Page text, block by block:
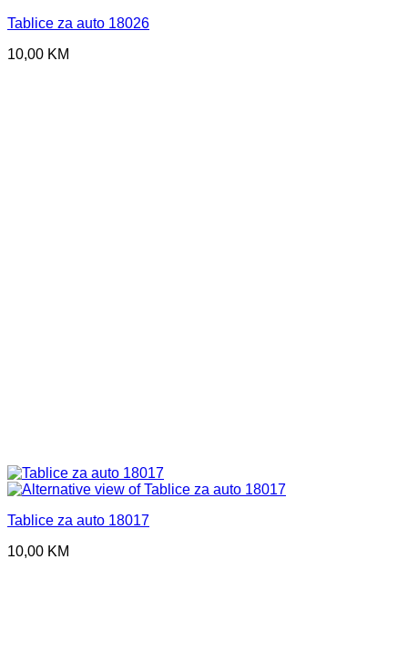
Tablice za auto 18026
10,00 KM
Tablice za auto 18017
10,00 KM